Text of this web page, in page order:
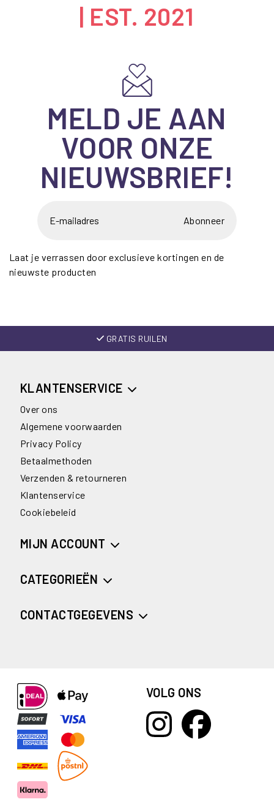
| EST. 2021
MELD JE AAN
VOOR ONZE
NIEUWSBRIEF!
Abonneer
Laat je verrassen door exclusieve kortingen en de
nieuwste producten
GRATIS RUILEN
KLANTENSERVICE
Over ons
Algemene voorwaarden
Privacy Policy
Betaalmethoden
Verzenden & retourneren
Klantenservice
Cookiebeleid
MIJN ACCOUNT
CATEGORIEËN
CONTACTGEGEVENS
VOLG ONS